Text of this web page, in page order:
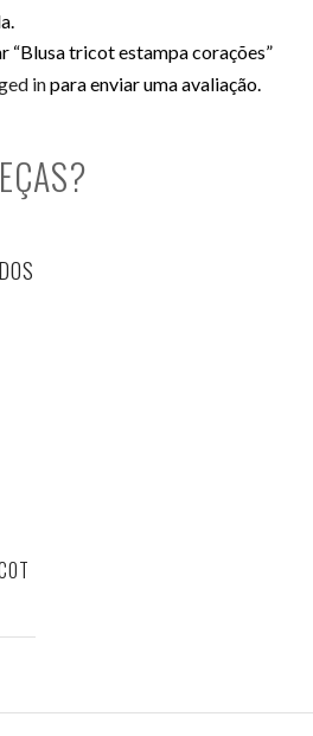
“Blusa tricot estampa corações”
inpara enviar uma avaliação.